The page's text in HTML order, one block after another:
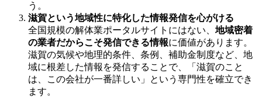
う。
滋賀という地域性に特化した情報発信を心がける
全国規模の解体業ポータルサイトにはない、 地域密着
の業者だからこそ発信できる情報に価値があります。
滋賀の気候や地理的条件、条例、補助金制度など、地
域に根差した情報を発信することで、「滋賀のこと
は、この会社が一番詳しい」という専門性を確立でき
ます。